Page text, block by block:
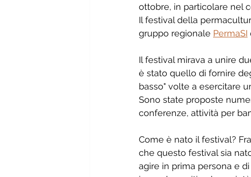
ottobre, in particolare nel
Il festival della
gruppo regionale PermaSI
Il festival mirava a unire
è stato quello di fornire
basso" volte a esercitare
Sono state proposte
conferenze, attività per
Come è nato il festival?
che questo festival sia
agire in prima persona e